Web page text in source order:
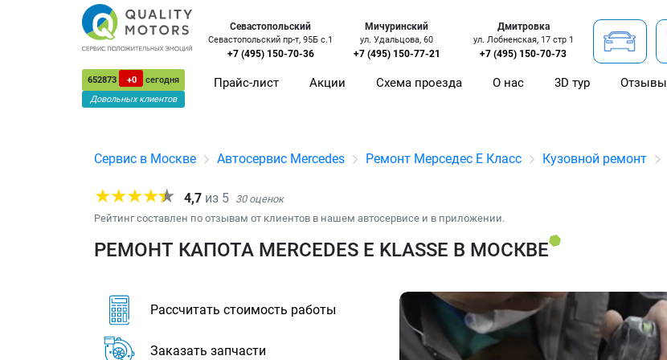
652873 +0
сегодня
Довольных клиентов
Севастопольский
Севастопольский пр-т, 95Б с.1
+7 (495) 150-70-36
Мичуринский
ул. Удальцова, 60
+7 (495) 150-77-21
Дмитровка
ул. Лобненская, 17 стр 1
+7 (495) 150-70-73
Прайс-лист Акции Схема проезда О нас 3D тур Отзывы
Сервис в Москве Автосервис Mercedes Ремонт Мерседес Е Класс Кузовной ремонт
4,7 из 5 30оценок
Рейтинг составлен по отзывам от клиентов в нашем автосервисе и в приложении.
РЕМОНТ КАПОТА MERCEDES E KLASSE В МОСКВЕ
Рассчитать стоимость работы
Заказать запчасти